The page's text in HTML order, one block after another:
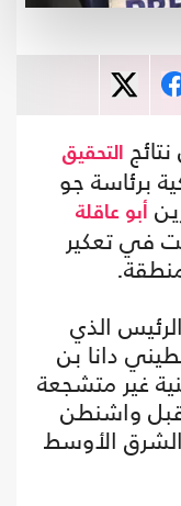
التحقيق
برئاسة جو
أبو عاقلة
في تعكير
الذي
دانا بن
غير متشجعة
قبل واشنطن
الشرق الأوسط